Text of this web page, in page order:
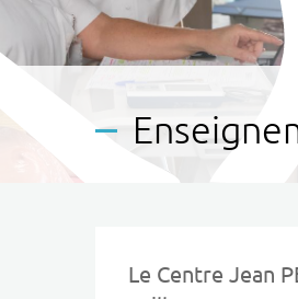
Le Centre Jean